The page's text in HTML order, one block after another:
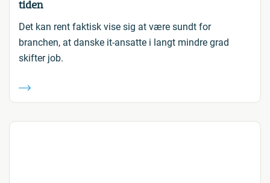
tiden
Det kan rent faktisk vise sig at være sundt for
branchen, at danske it-ansatte i langt mindre grad
skifter job.